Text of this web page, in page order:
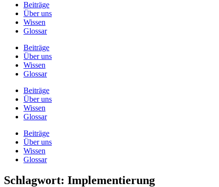
Beiträge
Über uns
Wissen
Glossar
Beiträge
Über uns
Wissen
Glossar
Beiträge
Über uns
Wissen
Glossar
Beiträge
Über uns
Wissen
Glossar
Schlagwort: Implementierung